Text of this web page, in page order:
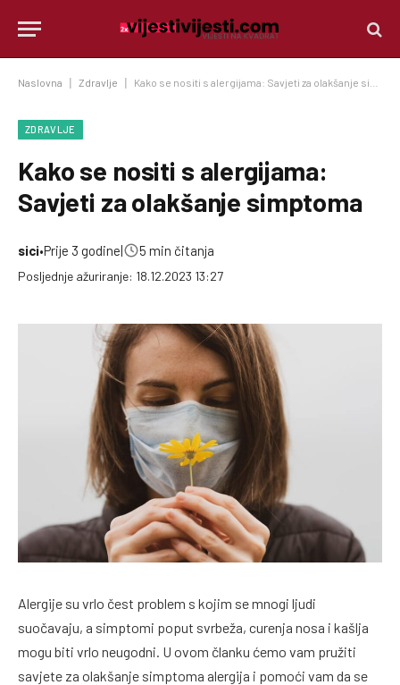
Naslovna Zdravlje Kako se nositi s alergijama: Savjeti za olakšanje simptoma
ZDRAVLJE
Kako se nositi s alergijama:
Savjeti za olakšanje simptoma
sici•Prije 3 godine| 5 min čitanja
Posljednje ažuriranje: 18.12.2023 13:27
Alergije su vrlo čest problem s kojim se mnogi ljudi
suočavaju, a simptomi poput svrbeža, curenja nosa i kašlja
mogu biti vrlo neugodni. U ovom članku ćemo vam pružiti
savjete za olakšanje simptoma alergija i pomoći vam da se